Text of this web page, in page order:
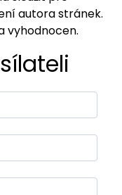
autora stránek.
vyhodnocen.